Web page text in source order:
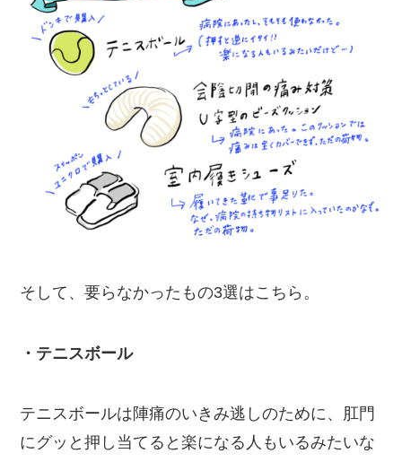
そして、要らなかったもの3選はこちら。
・テニスボール
テニスボールは陣痛のいきみ逃しのために、肛門
にグッと押し当てると楽になる人もいるみたいな